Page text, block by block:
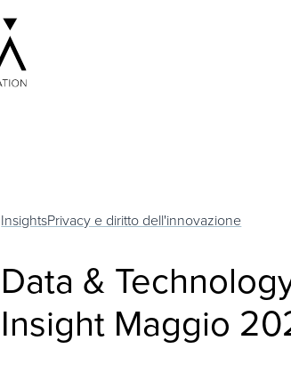
InsightsPrivacy e diritto dell'innovazione
Data &
Insight Maggio